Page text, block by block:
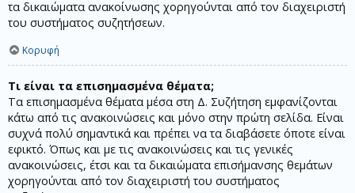
τα δικαιώματα ανακοίνωσης χορηγούνται από τον διαχειριστή
του συστήματος συζητήσεων.
Κορυφή
Τι είναι τα επισημασμένα θέματα;
Τα επισημασμένα θέματα μέσα στη Δ. Συζήτηση εμφανίζονται
κάτω από τις ανακοινώσεις και μόνο στην πρώτη σελίδα. Είναι
συχνά πολύ σημαντικά και πρέπει να τα διαβάσετε όποτε είναι
εφικτό. Όπως και με τις ανακοινώσεις και τις γενικές
ανακοινώσεις, έτσι και τα δικαιώματα επισήμανσης θεμάτων
χορηγούνται από τον διαχειριστή του συστήματος